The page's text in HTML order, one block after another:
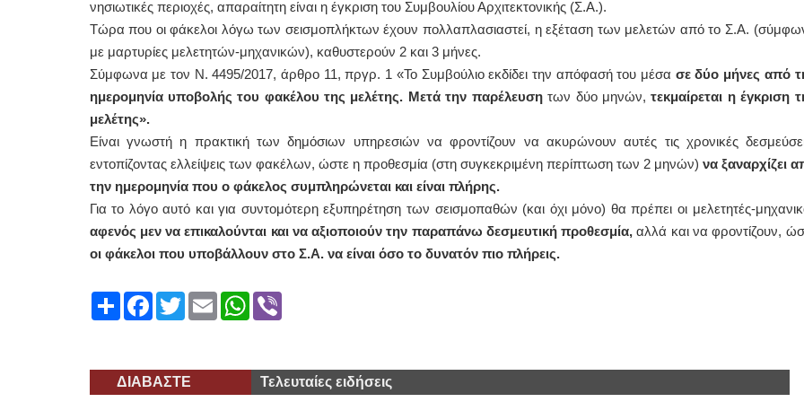
νησιωτικές περιοχές, απαραίτητη είναι η έγκριση του Συμβουλίου Αρχιτεκτονικής (Σ.Α.).
Τώρα που οι φάκελοι λόγω των σεισμοπλήκτων έχουν πολλαπλασιαστεί, η εξέταση των μελετών από το Σ.Α.
με μαρτυρίες μελετητών-μηχανικών), καθυστερούν 2 και 3 μήνες.
Σύμφωνα με τον Ν. 4495/2017, άρθρο 11, πργρ. 1 «Το Συμβούλιο εκδίδει την απόφασή του μέσα σε δύο μήνες από
ημερομηνία υποβολής του φακέλου της μελέτης. Μετά την παρέλευσητων δύο μηνών,τεκμαίρεται η έγκριση
μελέτης».
Είναι γνωστή η πρακτική των δημόσιων υπηρεσιών να φροντίζουν να ακυρώνουν αυτές τις χρονικές
εντοπίζοντας ελλείψεις των φακέλων, ώστε η προθεσμία (στη συγκεκριμένη περίπτωση των 2 μηνών) να ξαναρχίζει
την ημερομηνία που ο φάκελος συμπληρώνεται και είναι πλήρης.
Για το λόγο αυτό και για συντομότερη εξυπηρέτηση των σεισμοπαθών (και όχι μόνο) θα πρέπει οι μελετητές-
αφενός μεν να επικαλούνται και να αξιοποιούν την παραπάνω δεσμευτική προθεσμία, αλλά και να φροντίζουν,
οι φάκελοι που υποβάλλουν στο Σ.Α. να είναι όσο το δυνατόν πιο πλήρεις.
ShareFacebook
TwitterEmailWhatsApp
Viber
ΔΙΑΒΑΣΤΕ Τελευταίες ειδήσεις
ΙΩΑΝΝΗΣ Α. ΜΑΛΛΙΑΣ
ΧΕΙΡΟΥΡΓΟΣ
ΟΦΘΑΛΜΙΑΤΡΟΣ
Διδάκτωρ Ιατρικής Σχολής
Πανεπιστημίου Αθηνών
Καβέτσου 10, Μυτιλήνη, τηλ:
2251038065
Έλενα Μπούμπα
Στρατιωτικός Ιατρός